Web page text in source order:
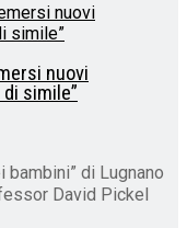
nuovi
simile”
di Lugnano
David Pickel